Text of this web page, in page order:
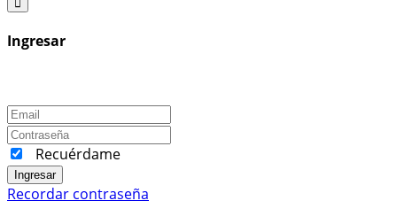
Ingresar
Recuérdame
Ingresar
Recordar contraseña